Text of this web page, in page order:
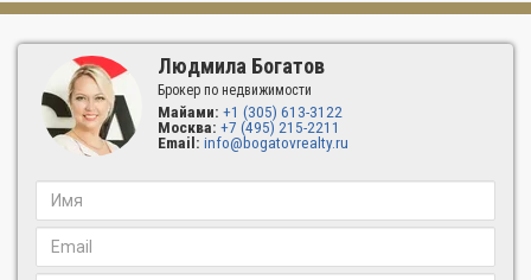
Людмила Богатов
Брокер по недвижимости
Майами: +1 (305) 613-3122
Москва: +7 (495) 215-2211
Email: info@bogatovrealty.ru